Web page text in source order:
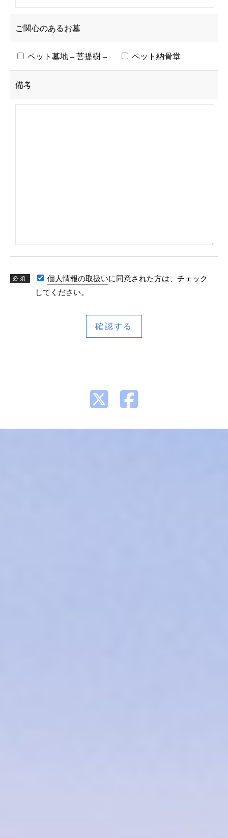
ご関心のあるお墓
ペット墓地 – 菩提樹 – ペット納骨堂
備考
必須 個人情報の取扱いに同意された方は、チェック
してください。